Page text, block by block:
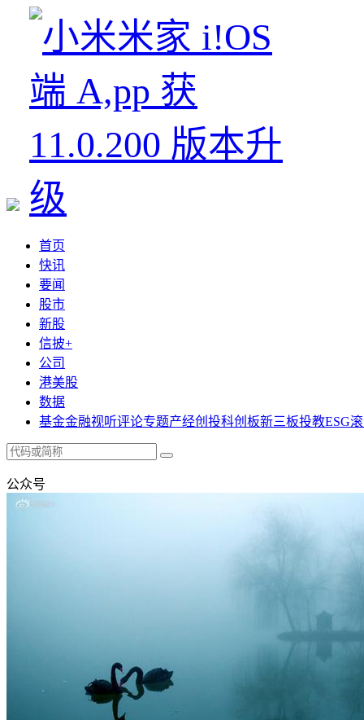
首页
快讯
要闻
股市
新股
信披+
公司
港美股
数据
基金金融视听评论专题产经创投科创板新三板投教ESG
公众号